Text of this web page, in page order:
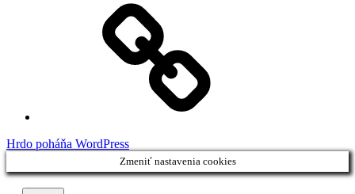
Hrdo poháňa WordPress
Zmeniť nastavenia cookies